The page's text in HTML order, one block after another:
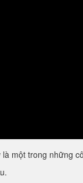
một trong những